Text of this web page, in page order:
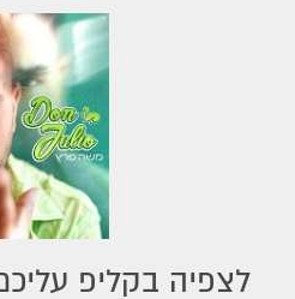
שירי רוק/פופ
English songs
שירי ארץ ישראל
שירי אירוויזיון
לצפיה בקליפ